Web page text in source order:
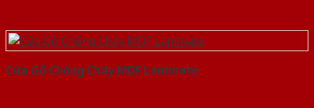
Cửa Gỗ Chống Cháy MDF Laminate